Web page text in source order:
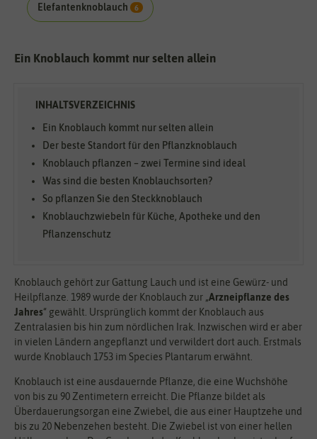
Elefantenknoblauch 6
Ein Knoblauch kommt nur selten allein
Ein Knoblauch kommt nur selten allein
Der beste Standort für den Pflanzknoblauch
Knoblauch pflanzen – zwei Termine sind ideal
Was sind die besten Knoblauchsorten?
So pflanzen Sie den Steckknoblauch
Knoblauchzwiebeln für Küche, Apotheke und den
Pflanzenschutz
Knoblauch gehört zur Gattung Lauch und ist eine Gewürz- und
Heilpflanze. 1989 wurde der Knoblauch zur „Arzneipflanze des
Jahres“ gewählt. Ursprünglich kommt der Knoblauch aus
Zentralasien bis hin zum nördlichen Irak. Inzwischen wird er aber
in vielen Ländern angepflanzt und verwildert dort auch. Erstmals
wurde Knoblauch 1753 im Species Plantarum erwähnt.
Knoblauch ist eine ausdauernde Pflanze, die eine Wuchshöhe
von bis zu 90 Zentimetern erreicht. Die Pflanze bildet als
Überdauerungsorgan eine Zwiebel, die aus einer Hauptzehe und
bis zu 20 Nebenzehen besteht. Die Zwiebel ist von einer hellen